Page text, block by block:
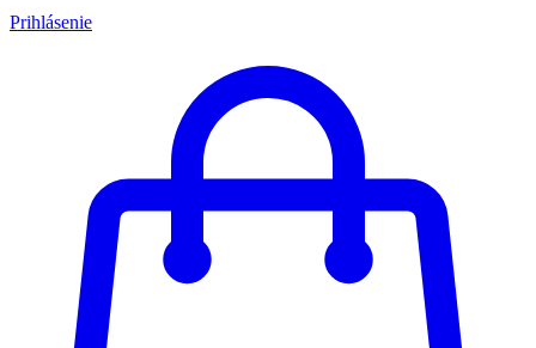
Prihlásenie